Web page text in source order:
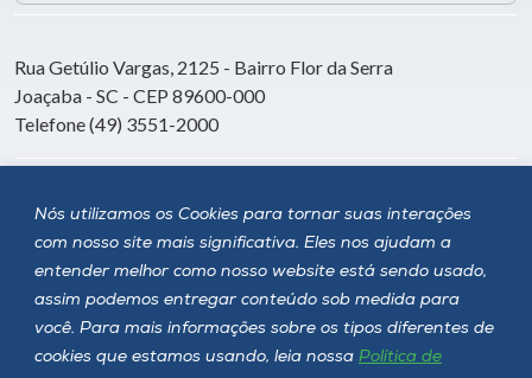
Nós utilizamos os Cookies para tornar suas interações
com nosso site mais significativa. Eles nos ajudam a
entender melhor como nosso website está sendo usado,
assim podemos entregar conteúdo sob medida para
você. Para mais informações sobre os tipos diferentes de
cookies que estamos usando, leia nossa Política de
Rua Getúlio Vargas, 2125 - Bairro Flor da Serra
Joaçaba - SC - CEP 89600-000
Telefone (49) 3551-2000
Siga a Unoesc